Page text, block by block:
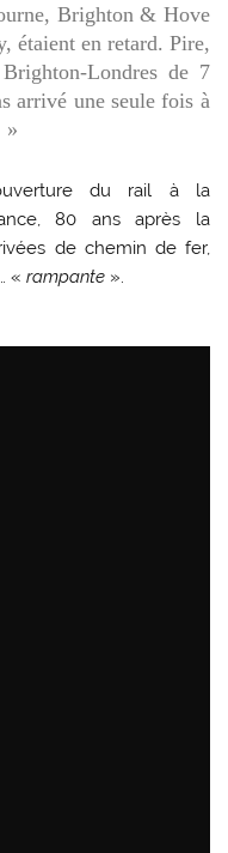
Brighton & Hove
étaient en retard. Pire,
Londres de 7
arrivé une seule fois à
»
du rail à la
80 ans après la
de chemin de fer,
«rampante ».